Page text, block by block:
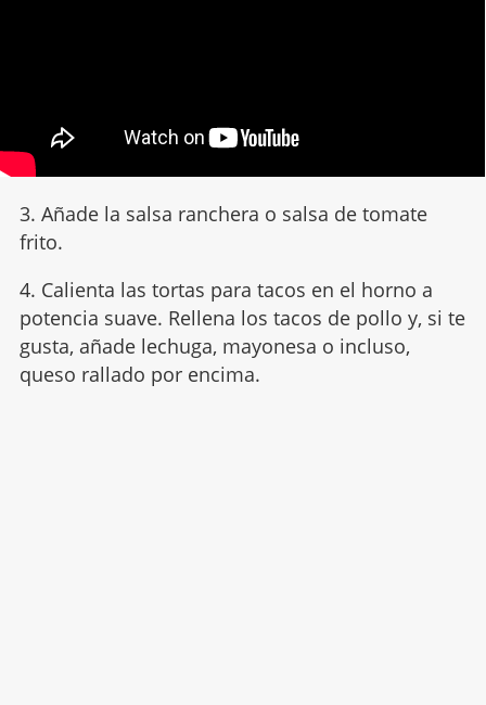
3. Añade la salsa ranchera o salsa de tomate
frito.
4. Calienta las tortas para tacos en el horno a
potencia suave. Rellena los tacos de pollo y, si te
gusta, añade lechuga, mayonesa o incluso,
queso rallado por encima.